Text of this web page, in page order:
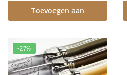
Toevoegen aan
-27%